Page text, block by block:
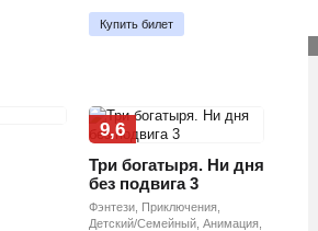
Купить билет
9,6
Три богатыря. Ни дня
без подвига 3
Фэнтези, Приключения,
Детский/Семейный, Анимация,